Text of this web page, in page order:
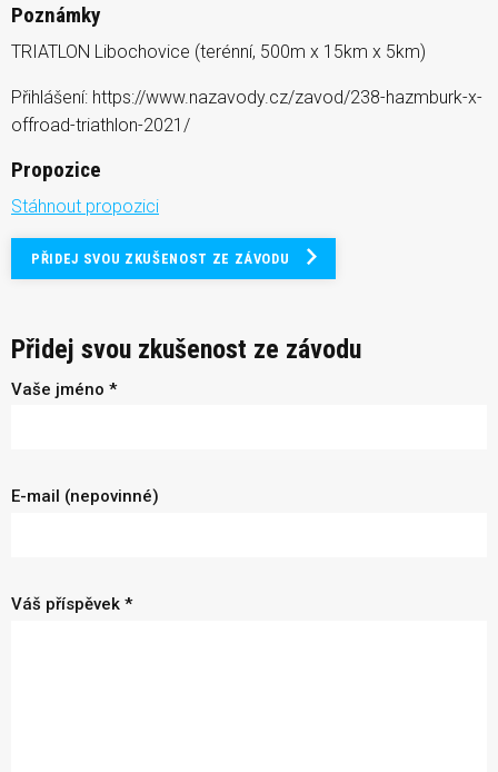
Poznámky
TRIATLON Libochovice (terénní, 500m x 15km x 5km)
Přihlášení: https://www.nazavody.cz/zavod/238-hazmburk-x-
offroad-triathlon-2021/
Propozice
Stáhnout propozici
PŘIDEJ SVOU ZKUŠENOST ZE ZÁVODU
Přidej svou zkušenost ze závodu
Vaše jméno *
E-mail (nepovinné)
Váš příspěvek *